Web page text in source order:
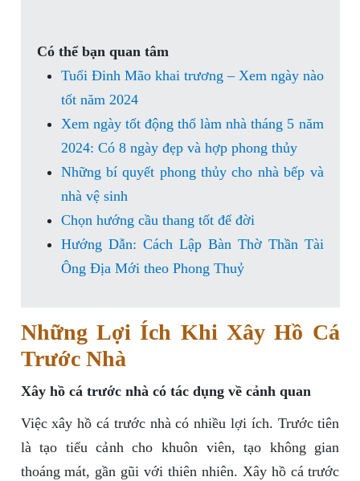
Có thể bạn quan tâm
Tuổi Đinh Mão khai trương – Xem ngày nào
tốt năm 2024
Xem ngày tốt động thổ làm nhà tháng 5 năm
2024: Có 8 ngày đẹp và hợp phong thủy
Những bí quyết phong thủy cho nhà bếp và
nhà vệ sinh
Chọn hướng cầu thang tốt để đời
Hướng Dẫn: Cách Lập Bàn Thờ Thần Tài
Ông Địa Mới theo Phong Thuỷ
Những Lợi Ích Khi Xây Hồ Cá
Trước Nhà
Xây hồ cá trước nhà có tác dụng về cảnh quan
Việc xây hồ cá trước nhà có nhiều lợi ích. Trước tiên
là tạo tiểu cảnh cho khuôn viên, tạo không gian
thoáng mát, gần gũi với thiên nhiên. Xây hồ cá trước